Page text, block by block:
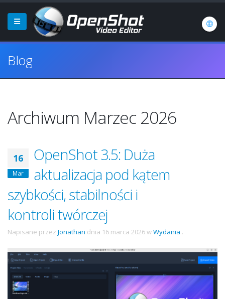
Blog
Archiwum Marzec 2026
16
Mar
OpenShot 3.5: Duża
aktualizacja pod kątem
szybkości, stabilności i
kontroli twórczej
Napisane przez Jonathan dnia 16 marca 2026wWydania .